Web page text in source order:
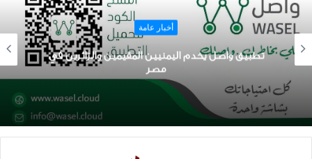
أخبار عامة
تطبيق واصل يخدم اليمنيين المقيمين والزائرين في
مصر